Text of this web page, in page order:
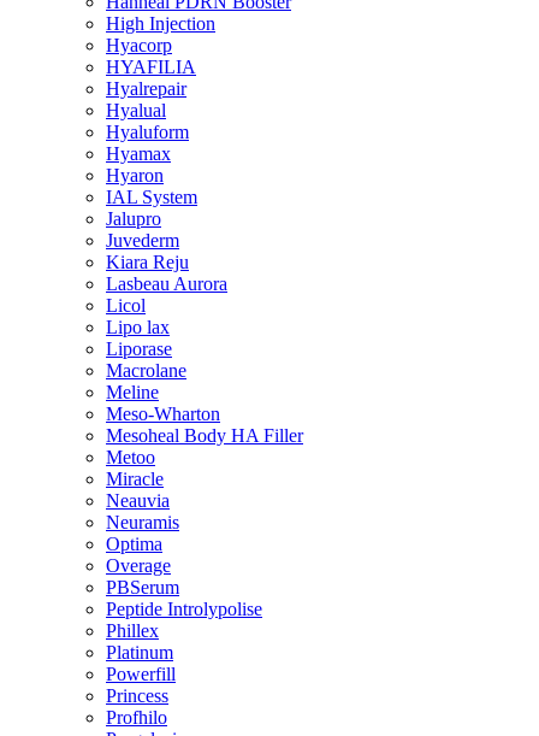
High Injection
Hyacorp
HYAFILIA
Hyalrepair
Hyalual
Hyaluform
Hyamax
Hyaron
IAL System
Jalupro
Juvederm
Kiara Reju
Lasbeau Aurora
Licol
Lipo lax
Liporase
Macrolane
Meline
Meso-Wharton
Mesoheal Body HA Filler
Metoo
Miracle
Neauvia
Neuramis
Optima
Overage
PBSerum
Peptide Introlypolise
Phillex
Platinum
Powerfill
Princess
Profhilo